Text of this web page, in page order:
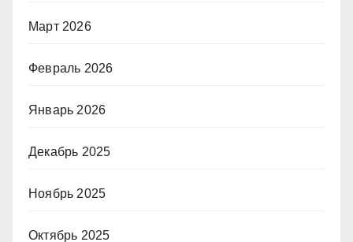
Март 2026
Февраль 2026
Январь 2026
Декабрь 2025
Ноябрь 2025
Октябрь 2025